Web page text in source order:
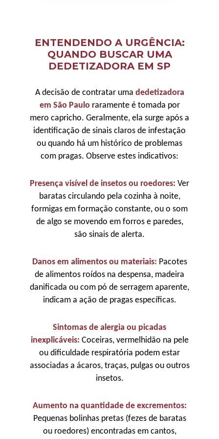
ENTENDENDO A URGÊNCIA:
QUANDO BUSCAR UMA
DEDETIZADORA EM SP
A decisão de contratar uma dedetizadora
em São Paulo raramente é tomada por
mero capricho. Geralmente, ela surge após a
identificação de sinais claros de infestação
ou quando há um histórico de problemas
com pragas. Observe estes indicativos:
Presença visível de insetos ou roedores: Ver
baratas circulando pela cozinha à noite,
formigas em formação constante, ou o som
de algo se movendo em forros e paredes,
são sinais de alerta.
Danos em alimentos ou materiais: Pacotes
de alimentos roídos na despensa, madeira
danificada ou com pó de serragem aparente,
indicam a ação de pragas específicas.
Sintomas de alergia ou picadas
inexplicáveis: Coceiras, vermelhidão na pele
ou dificuldade respiratória podem estar
associadas a ácaros, traças, pulgas ou outros
insetos.
Aumento na quantidade de excrementos:
Pequenas bolinhas pretas (fezes de baratas
ou roedores) encontradas em cantos,